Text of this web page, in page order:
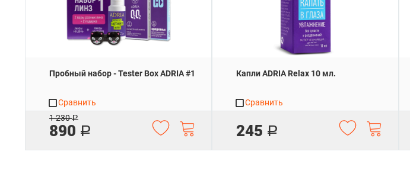
Пробный набор - Tester Box ADRIA #1
1 230 Р
890 Р
Сравнить
Капли ADRIA Relax 10 мл.
245 Р
Сравнить